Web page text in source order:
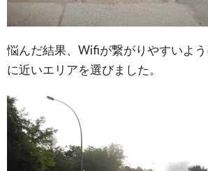
悩んだ結果、Wifiが繋がりやすいよ
に近いエリアを選びました。